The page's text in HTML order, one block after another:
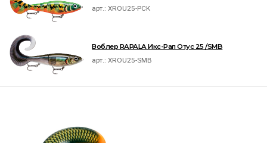
арт.:XROU25-PCK
Воблер RAPALA Икс-Рап Отус 25 /SMB
арт.:XROU25-SMB